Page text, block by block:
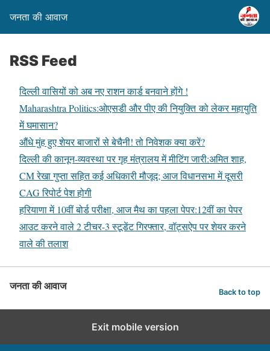
जनता की आवाज
RSS Feed
दिल्ली वासियों को अब नए राशन कार्ड बनवाने होंगे !
Maharashtra Politics:ओएसडी और पीए की नियुक्ति को लेकर महायुति
में घमासान?
औंधे मुंह हुए शेयर बाजारों से बेचैनी! तो निवेशक क्या करें?
दिल्ली की कानून-व्यवस्था पर गृह मंत्रालय में मीटिंग जारी:अमित शाह,
CM रेखा गुप्ता सहित कई अधिकारी मौजूद; आज विधानसभा में दूसरी
CAG रिपोर्ट पेश होगी
हरियाणा में 10वीं बोर्ड परीक्षा, आज मैथ का पहला पेपर:12वीं का पेपर
आउट करने वाले 2 टीचर-3 स्टूडेंट गिरफ्तार, वॉट्सऐप पर शेयर करने
वाले की तलाश
जनता की आवाज Back to top
Exit mobile version